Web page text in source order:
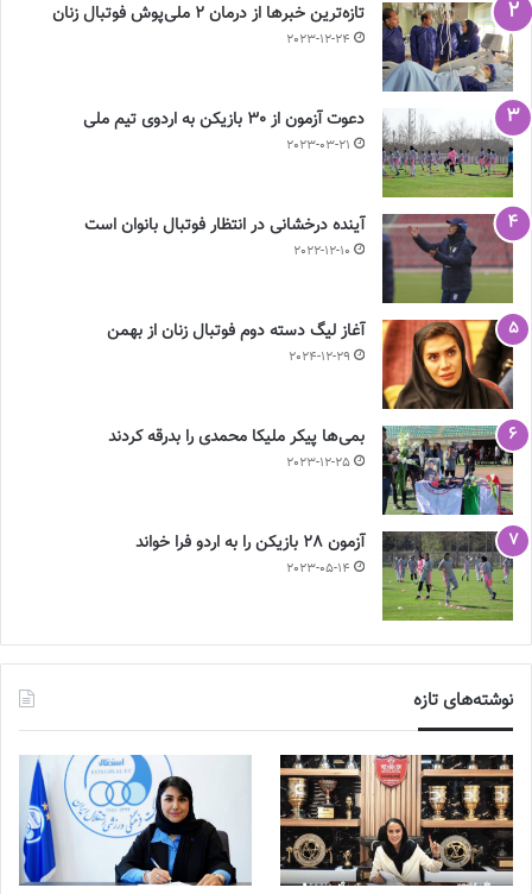
تازه‌ترین خبرها از درمان ۲ ملی‌پوش فوتبال زنان
2023-12-24
دعوت آزمون از 30 بازیکن به اردوی تیم ملی
2023-03-21
آینده درخشانی در انتظار فوتبال بانوان است
2022-12-10
آغاز لیگ دسته دوم فوتبال زنان از بهمن
2024-12-29
بمی‌ها پیکر ملیکا محمدی را بدرقه کردند
2023-12-25
آزمون 28 بازیکن را به اردو فرا خواند
2023-05-14
نوشته‌های تازه